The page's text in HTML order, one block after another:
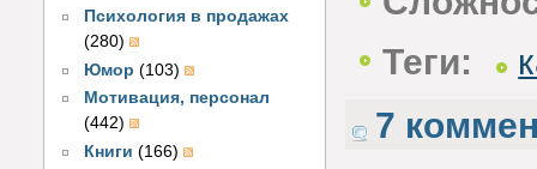
Психология в продажах
(280)
Юмор (103)
Мотивация, персонал
(442)
Книги (166)
Теги:
7